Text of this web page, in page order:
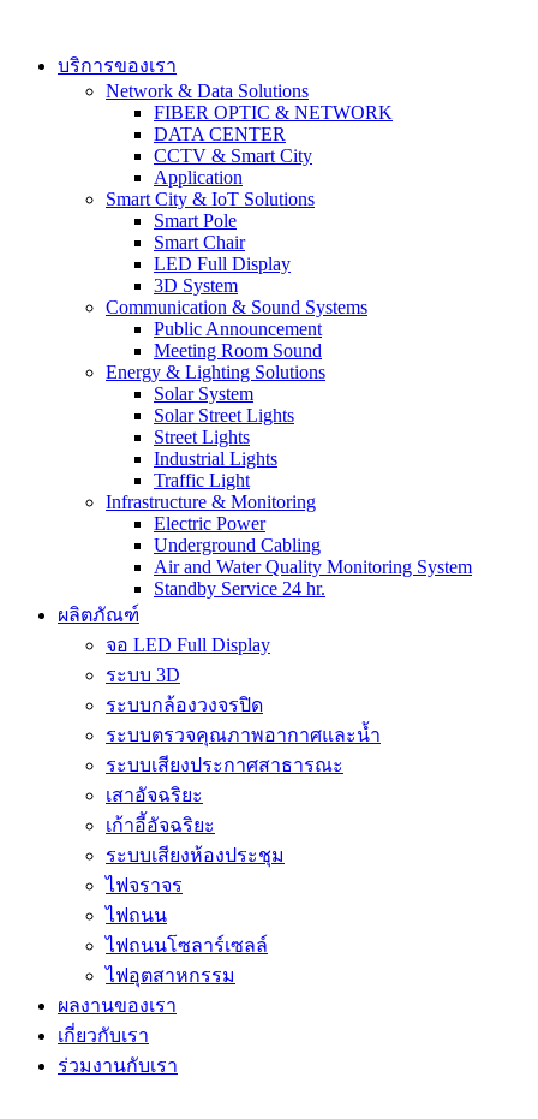
contentบริการของเรา
Network & Data Solutions
FIBER OPTIC & NETWORK​
DATA CENTER
CCTV & Smart City
Application
Smart City & IoT Solutions
Smart Pole
Smart Chair
LED Full Display
3D System
Communication & Sound Systems
Public Announcement
Meeting Room Sound
Energy & Lighting Solutions
Solar System
Solar Street Lights
Street Lights
Industrial Lights
Traffic Light
Infrastructure & Monitoring
Electric Power
Underground Cabling
Air and Water Quality Monitoring System
Standby Service 24 hr.
ผลิตภัณฑ์
จอ LED Full Display
ระบบ 3D
ระบบกล้องวงจรปิด
ระบบตรวจคุณภาพอากาศและน้ำ
ระบบเสียงประกาศสาธารณะ
เสาอัจฉริยะ
เก้าอี้อัจฉริยะ
ระบบเสียงห้องประชุม
ไฟจราจร
ไฟถนน
ไฟถนนโซลาร์เซลล์
ไฟอุตสาหกรรม
ผลงานของเรา
เกี่ยวกับเรา
ร่วมงานกับเรา